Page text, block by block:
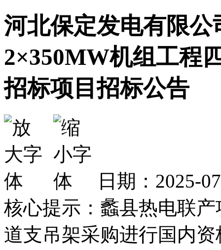
河北保定发电有限
2×350MW机组工程
招标项目招标公告
日期：2025-
核心提示：蠡县热电联
道支吊架采购进行国内